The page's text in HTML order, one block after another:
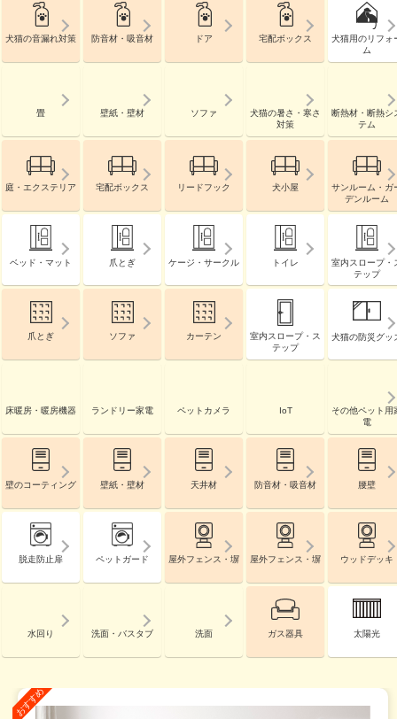
犬猫の音漏れ対策 防音材・吸音材 ドア 宅配ボックス
犬猫用のリフォ
ム
畳 壁紙・壁材 ソファ
犬猫の暑さ・寒さ
対策
断熱材・断熱シ
テム
庭・エクステリア 宅配ボックス リードフック 犬小屋
サンルーム・ガ
デンルーム
ベッド・マット 爪とぎ ケージ・サークル トイレ
室内スロープ・
テップ
爪とぎ ソファ カーテン
室内スロープ・ス
テップ
犬猫の防災グッ
床暖房・暖房機器 ランドリー家電 ペットカメラ IoT
その他ペット用
電
壁のコーティング 壁紙・壁材 天井材 防音材・吸音材 腰壁
脱走防止扉 ペットガード 屋外フェンス・塀 屋外フェンス・塀 ウッドデッキ
水回り 洗面・バスタブ 洗面 ガス器具 太陽光